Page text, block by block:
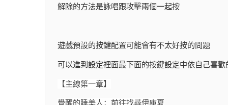
解除的方法是詠唱跟攻擊兩個一起按
遊戲預設的按鍵配置可能會有不太好按的問題
可以進到設定裡面最下面的按鍵設定中依自己喜
【主線第一章】
覺醒的睡美人：前往找尋伊庫夏